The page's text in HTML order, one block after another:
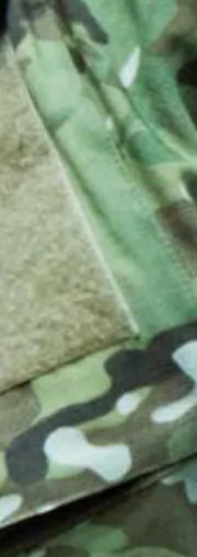
Погибших
Области Умер
Зловещее
Премьеру